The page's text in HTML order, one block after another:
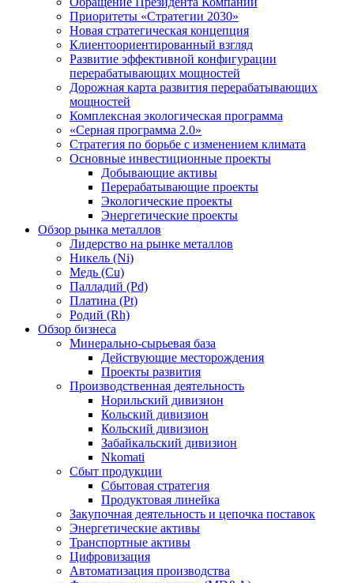
Приоритеты «Стратегии 2030»
Новая стратегическая концепция
Клиентоориентированный взгляд
Развитие эффективной конфигурации
перерабатывающих мощностей
Дорожная карта развития перерабатывающих
мощностей
Комплексная экологическая программа
«Серная программа 2.0»
Стратегия по борьбе с изменением климата
Основные инвестиционные проекты
Добывающие активы
Перерабатывающие проекты
Экологические проекты
Энергетические проекты
Обзор рынка металлов
Лидерство на рынке металлов
Никель (Ni)
Медь (Cu)
Палладий (Pd)
Платина (Pt)
Родий (Rh)
Обзор бизнеса
Минерально-сырьевая база
Действующие месторождения
Проекты развития
Производственная деятельность
Норильский дивизион
Кольский дивизион
Кольский дивизион
Забайкальский дивизион
Nkomati
Сбыт продукции
Сбытовая стратегия
Продуктовая линейка
Закупочная деятельность и цепочка поставок
Энергетические активы
Транспортные активы
Цифровизация
Автоматизация производства